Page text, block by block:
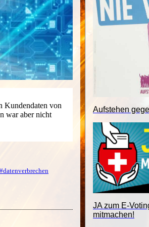
Aufstehen
JA zum E-
mitmachen!
Kundendaten von
war aber nicht
#datenverbrechen